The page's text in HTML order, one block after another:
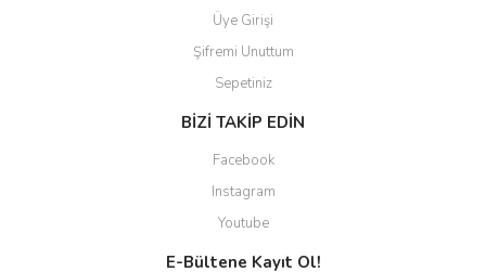
Üye Girişi
Şifremi Unuttum
Sepetiniz
BİZİ TAKİP EDİN
Facebook
Instagram
Youtube
E-Bültene Kayıt Ol!